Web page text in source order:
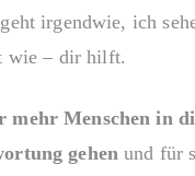
irgendwie, ich
wie – dir hilft.
mehr Menschen in
gehen und für